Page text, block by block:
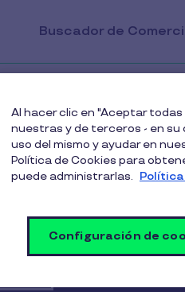
Buscador de
al blog
Al hacer clic en "Aceptar
nuestras y de terceros - en su
uso del mismo y ayudar en
Política de Cookies para
puede administrarlas.
Configuración de